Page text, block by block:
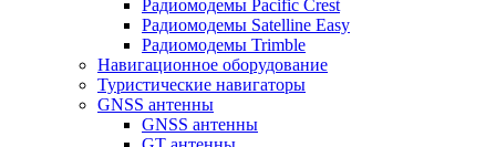
Радиомодемы Pacific Crest
Радиомодемы Satelline Easy
Радиомодемы Trimble
Навигационное оборудование
Туристические навигаторы
GNSS антенны
GNSS антенны